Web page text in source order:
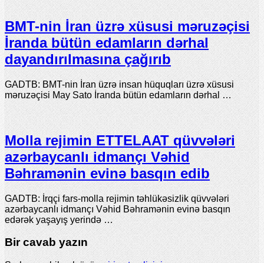
BMT-nin İran üzrə xüsusi məruzəçisi
İranda bütün edamların dərhal
dayandırılmasına çağırıb
GADTB: BMT-nin İran üzrə insan hüquqları üzrə xüsusi
məruzəçisi May Sato İranda bütün edamların dərhal …
Molla rejimin ETTELAAT qüvvələri
azərbaycanlı idmançı Vəhid
Bəhramənin evinə basqın edib
GADTB: İrqçi fars-molla rejimin təhlükəsizlik qüvvələri
azərbaycanlı idmançı Vəhid Bəhramənin evinə basqın
edərək yaşayış yerində …
Bir cavab yazın